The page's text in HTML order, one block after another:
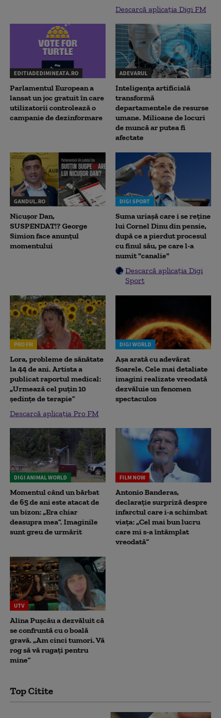
Descarcă aplicația Digi FM
EDITIADEDIMINEATA.RO
Parlamentul European a
lansat un joc gratuit în care
utilizatorii controlează o
campanie de dezinformare
ADEVARUL
Inteligența artificială
transformă
departamentele de resurse
umane. Milioane de locuri
de muncă ar putea fi
afectate
GANDUL.RO
Nicușor Dan,
SUSPENDAT!? George
Simion face anunțul
momentului
DIGI SPORT
Suma uriașă care i se reține
lui Cornel Dinu din pensie,
după ce a pierdut procesul
cu finul său, pe care l-a
numit "canalie"
Descarcă aplicația Digi
Sport
PRO FM
Lora, probleme de sănătate
la 44 de ani. Artista a
publicat raportul medical:
„Urmează cel puțin 10
ședințe de terapie”
Descarcă aplicația Pro FM
DIGI WORLD
Așa arată cu adevărat
Soarele. Cele mai detaliate
imagini realizate vreodată
dezvăluie un fenomen
spectaculos
DIGI ANIMAL WORLD
Momentul când un bărbat
de 65 de ani este atacat de
un bizon: „Era chiar
deasupra mea”. Imaginile
sunt greu de urmărit
FILM NOW
Antonio Banderas,
declarație surpriză despre
infarctul care i-a schimbat
viața: „Cel mai bun lucru
care mi s-a întâmplat
vreodată”
UTV
Alina Pușcău a dezvăluit că
se confruntă cu o boală
gravă. „Am cinci tumori. Vă
rog să vă rugați pentru
mine”
Top Citite